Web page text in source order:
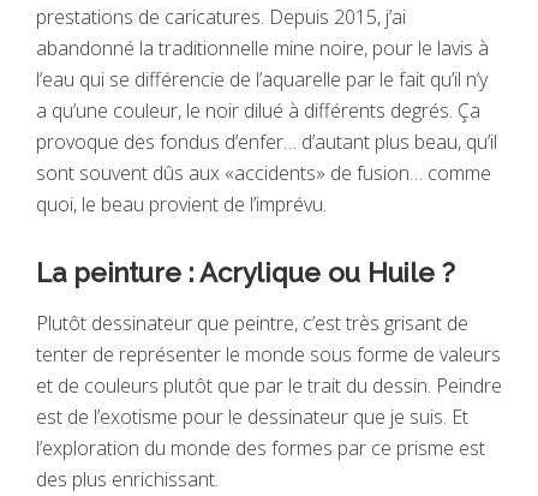
prestations de caricatures. Depuis 2015, j’ai
abandonné la traditionnelle mine noire, pour le lavis à
l’eau qui se différencie de l’aquarelle par le fait qu’il n’y
a qu’une couleur, le noir dilué à différents degrés. Ça
provoque des fondus d’enfer… d’autant plus beau, qu’il
sont souvent dûs aux «accidents» de fusion… comme
quoi, le beau provient de l’imprévu.
La peinture : Acrylique ou Huile ?
Plutôt dessinateur que peintre, c’est très grisant de
tenter de représenter le monde sous forme de valeurs
et de couleurs plutôt que par le trait du dessin. Peindre
est de l’exotisme pour le dessinateur que je suis. Et
l’exploration du monde des formes par ce prisme est
des plus enrichissant.